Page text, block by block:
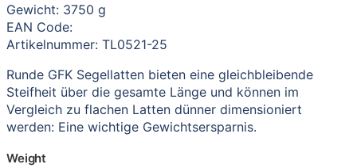
Gewicht: 3750 g
EAN Code:
Artikelnummer: TL0521-25
Runde GFK Segellatten bieten eine gleichbleibende
Steifheit über die gesamte Länge und können im
Vergleich zu flachen Latten dünner dimensioniert
werden: Eine wichtige Gewichtsersparnis.
Weight